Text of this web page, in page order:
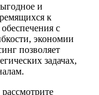
и
к
с
экономии
позволяет
задачах,